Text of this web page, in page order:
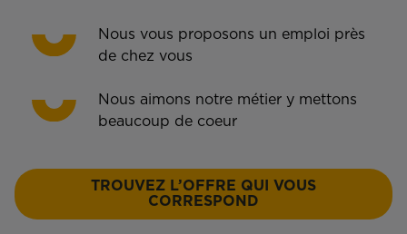
Nous vous proposons un emploi près
de chez vous
Nous aimons notre métier y mettons
beaucoup de coeur
TROUVEZ L’OFFRE QUI VOUS
CORRESPOND